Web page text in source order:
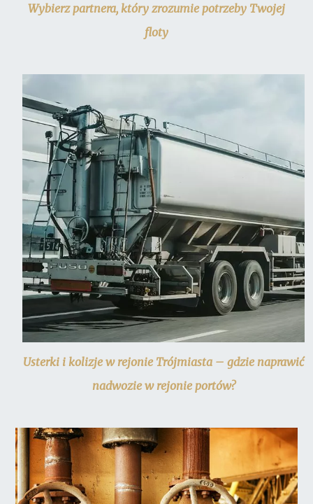
Wybierz partnera, który zrozumie potrzeby Twojej
floty
Usterki i kolizje w rejonie Trójmiasta – gdzie naprawić
nadwozie w rejonie portów?